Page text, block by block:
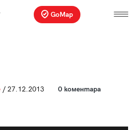
GoMap
/ 27.12.2013 0 коментара